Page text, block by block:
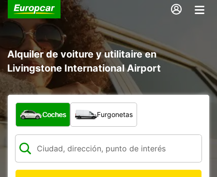
Alquiler de voiture y utilitaire en
Livingstone International Airport
¿Qué tipo de vehículo?
Coches Furgonetas